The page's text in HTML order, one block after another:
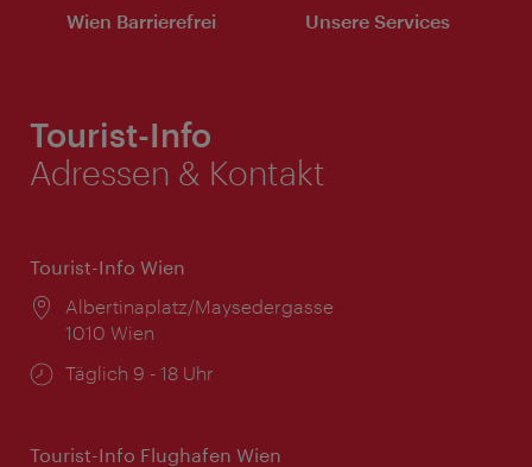
Wien Barrierefrei Unsere Services
Tourist-Info
Adressen & Kontakt
Tourist-Info Wien
Ort:
Albertinaplatz/Maysedergasse
1010 Wien
Öffnungszeiten:
Täglich 9 - 18 Uhr
Tourist-Info Flughafen Wien